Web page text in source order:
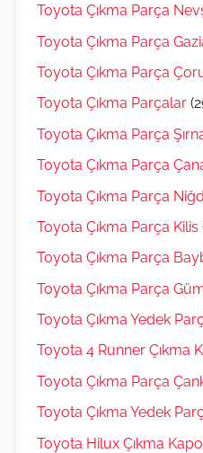
Toyota Çıkma Parça
Toyota Çıkma Parça
Toyota Çıkma Parça
Toyota Çıkma Parçalar
Toyota Çıkma Parça
Toyota Çıkma Parça
Toyota Çıkma Parça
Toyota Çıkma Parça Kilis
Toyota Çıkma Parça
Toyota Çıkma Parça
Toyota Çıkma Yedek
Toyota 4 Runner Çıkma
Toyota Çıkma Parça
Toyota Çıkma Yedek
Toyota Hilux Çıkma